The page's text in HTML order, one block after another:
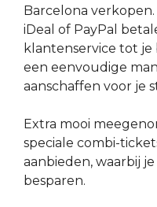
Barcelona
iDeal of PayPal
klantenservice tot
een eenvoudige
aanschaffen voor je
Extra mooi
speciale combi-
aanbieden, waarbij
besparen.